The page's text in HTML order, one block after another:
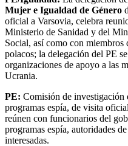
Mujer e Igualdad de Género
oficial a Varsovia, celebra
Ministerio de Sanidad y del
Social, así como con miembros
polacos; la delegación del PE
organizaciones de apoyo a las
Ucrania.
PE: Comisión de investigación
programas espía, de visita
reúnen con funcionarios del
programas espía, autoridades
interesadas.